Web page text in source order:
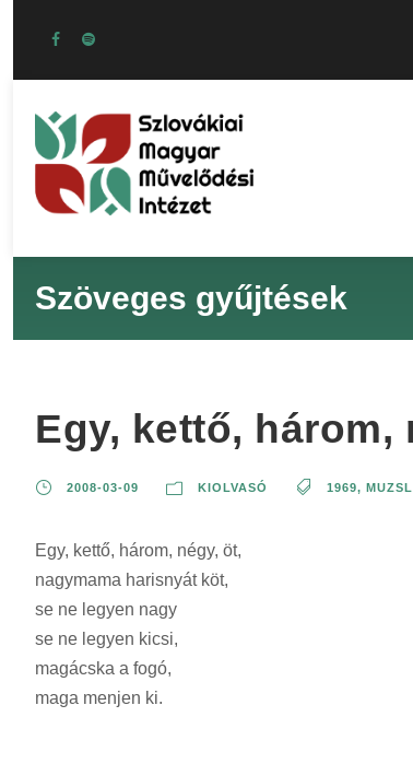
Szöveges gyűjtések
Egy, kettő,
2008-03-09 KIOLVASÓ 1969,
Egy, kettő, három, négy, öt,
nagymama harisnyát köt,
se ne legyen nagy
se ne legyen kicsi,
magácska a fogó,
maga menjen ki.